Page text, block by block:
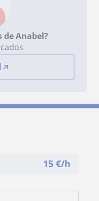
de Anabel?
15 €/h